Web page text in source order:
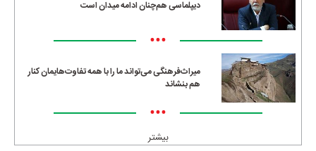
دیپلماسی هم‌چنان ادامه میدان است
•••
میراث‌فرهنگی می‌تواند ما را با همه تفاوت‌هایمان کنار
هم بنشاند
•••
بیشتر